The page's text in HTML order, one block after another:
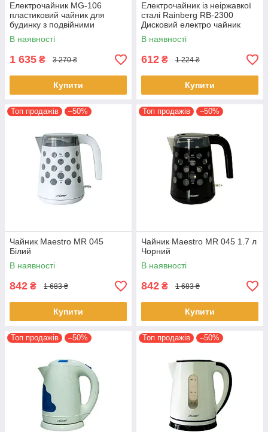
Електрочайник MG-106
пластиковий чайник для
будинку з подвійними
стінками білий 1.5 л 1300 Вт
В наявності
1 635 ₴ 3 270 ₴
Купити
Електрочайник із неіржавкої
сталі Rainberg RB-2300
Дисковий електро чайник
побутовий 1.8 л для
приготування гарячих напоїв
Синій
В наявності
612 ₴ 1 224 ₴
Купити
Топ продажів –50%
Чайник Maestro MR 045
Білий
В наявності
842 ₴ 1 683 ₴
Купити
Топ продажів –50%
Чайник Maestro MR 045 1.7 л
Чорний
В наявності
842 ₴ 1 683 ₴
Купити
Топ продажів –50% Топ продажів –50%